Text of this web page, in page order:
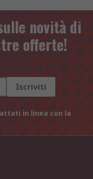
novità di
offerte!
Iscriviti
in linea con la